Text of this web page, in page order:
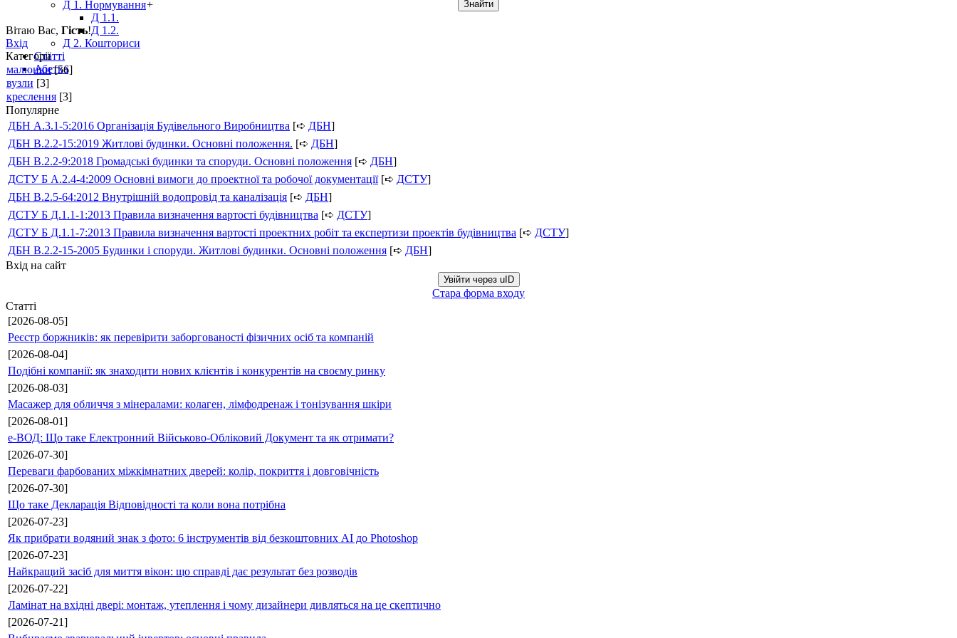
Д 1. Нормування+
Д 1.1.
Д 1.2.
Д 2. Кошториси
Статті
Абетка
Вітаю Вас, Гість!
Вхід
Категорії
малюнки [56]
вузли [3]
креслення [3]
Популярне
ДБН А.3.1-5:2016 Організація Будівельного Виробництва [➪ ДБН]
ДБН В.2.2-15:2019 Житлові будинки. Основні положення. [➪ ДБН]
ДБН В.2.2-9:2018 Громадські будинки та споруди. Основні положення [➪ ДБН]
ДСТУ Б А.2.4-4:2009 Основні вимоги до проектної та робочої документації[➪ ДСТУ]
ДБН В.2.5-64:2012 Внутрішній водопровід та каналізація [➪ ДБН]
ДСТУ Б Д.1.1-1:2013 Правила визначення вартості будівництва [➪ ДСТУ]
ДСТУ Б Д.1.1-7:2013 Правила визначення вартості проектних робіт та експертизи проектів будівництва [➪ ДСТУ]
ДБН В.2.2-15-2005 Будинки і споруди. Житлові будинки. Основні положення [➪ ДБН]
Вхід на сайт
Увійти через uID
Стара форма входу
Статті
[2026-08-05]
Реєстр боржників: як перевірити заборгованості фізичних осіб та компаній
[2026-08-04]
Подібні компанії: як знаходити нових клієнтів і конкурентів на своєму ринку
[2026-08-03]
Масажер для обличчя з мінералами: колаген, лімфодренаж і тонізування шкіри
[2026-08-01]
е-ВОД: Що таке Електронний Військово-Обліковий Документ та як отримати?
[2026-07-30]
Переваги фарбованих міжкімнатних дверей: колір, покриття і довговічність
[2026-07-30]
Що таке Декларація Відповідності та коли вона потрібна
[2026-07-23]
Як прибрати водяний знак з фото: 6 інструментів від безкоштовних AI до Photoshop
[2026-07-23]
Найкращий засіб для миття вікон: що справді дає результат без розводів
[2026-07-22]
Ламінат на вхідні двері: монтаж, утеплення і чому дизайнери дивляться на це скептично
[2026-07-21]